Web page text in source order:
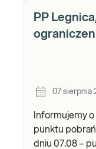
PP
07 sierpnia
Informujemy
punktu pobrań
dniu 07.08 –